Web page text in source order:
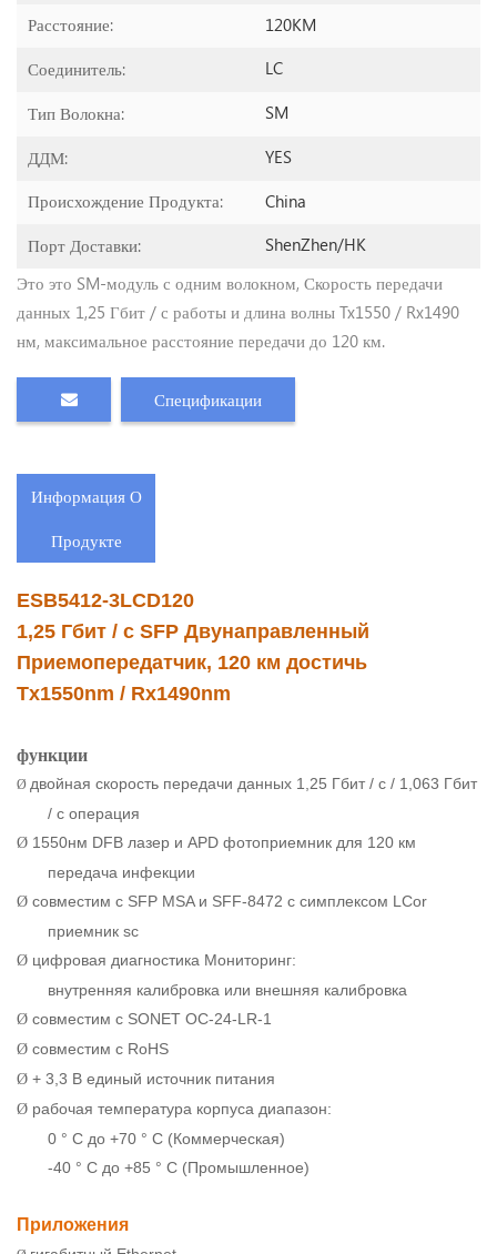
Расстояние: 120KM
Соединитель: LC
Тип Волокна: SM
ДДМ: YES
Происхождение Продукта: China
Порт Доставки:
ShenZhen/HK
Это это SM-модуль с одним волокном, Скорость передачи
данных 1,25 Гбит / с работы и длина волны Tx1550 / Rx1490
нм, максимальное расстояние передачи до 120 км.
Спецификации
Информация О
Продукте
ESB5412-3LCD120
1,25 Гбит / с SFP Двунаправленный
Приемопередатчик, 120 км достичь
Tx1550nm / Rx1490nm
функции
Ø двойная скорость передачи данных 1,25 Гбит / с / 1,063 Гбит
/ с операция
Ø 1550нм DFB лазер и APD фотоприемник для 120 км
передача инфекции
Ø совместим с SFP MSA и SFF-8472 с симплексом LCor
приемник sc
Ø цифровая диагностика Мониторинг:
внутренняя калибровка или внешняя калибровка
Ø совместим с SONET ОС-24-LR-1
Ø совместим с RoHS
Ø + 3,3 В единый источник питания
Ø рабочая температура корпуса диапазон:
0 ° C до +70 ° C (Коммерческая)
-40 ° C до +85 ° C (Промышленное)
Приложения